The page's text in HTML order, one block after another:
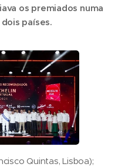
os premiados numa
países.
Quintas, Lisboa);